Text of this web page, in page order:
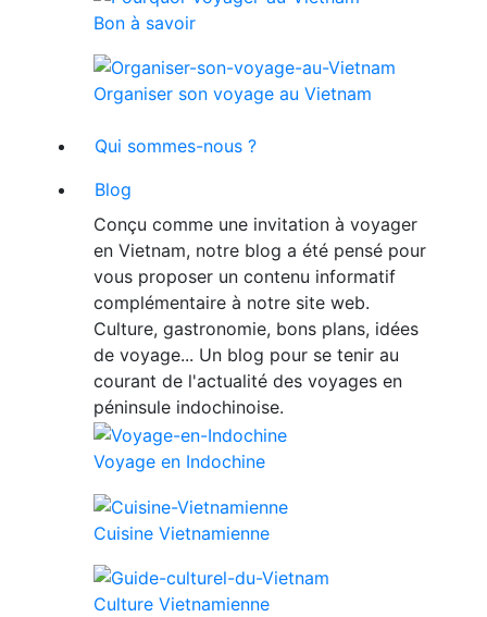
Bon à savoir
Organiser son voyage au Vietnam
Qui sommes-nous ?
Blog
Conçu comme une invitation à voyager
en Vietnam, notre blog a été pensé pour
vous proposer un contenu informatif
complémentaire à notre site web.
Culture, gastronomie, bons plans, idées
de voyage... Un blog pour se tenir au
courant de l'actualité des voyages en
péninsule indochinoise.
Voyage en Indochine
Cuisine Vietnamienne
Culture Vietnamienne